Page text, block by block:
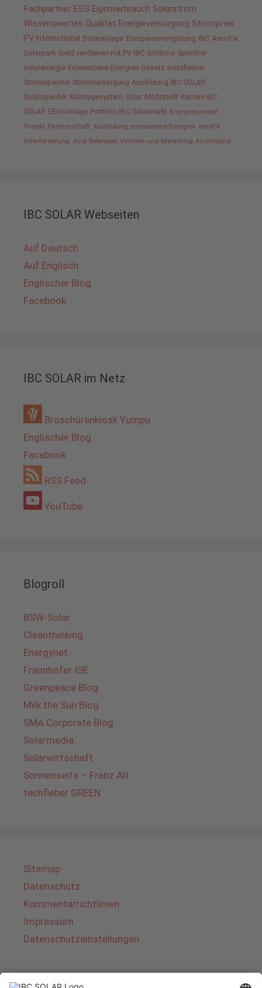
Fachpartner EEG Eigenverbrauch Solarstrom
Wissenswertes Qualität Energieversorgung Strompreis
PV International Solaranlage Einspeisevergütung IBC AeroFix
Solarpark Geld verdienen mit PV IBC SolStore Speicher
solarenergie Erneuerbare Energien Gesetz Installation
Stromspeicher Stromversorgung Ausbildung IBC SOLAR
Solarspeicher Montagesystem Solar Möhrstedt Karriere IBC
SOLAR EEG-Umlage Portfolio IBC Solarmarkt Energiekonzept
Projekt Partnerschaft Ausbildung erneuerbare Energien AeroFix
Solarförderung Jura Solarpark Vertrieb und Marketing Ausbildung
IBC SOLAR Webseiten
Auf Deutsch
Auf Englisch
Englischer Blog
Facebook
IBC SOLAR im Netz
Broschürenkiosk Yumpu
Englischer Blog
Facebook
RSS Feed
YouTube
Blogroll
BSW-Solar
Cleanthinking
Energynet
Fraunhofer ISE
Greenpeace Blog
Milk the Sun Blog
SMA Corporate Blog
Solarmedia
Solarwirtschaft
Sonnenseite – Franz Alt
techfieber GREEN
Sitemap
Datenschutz
Kommentarrichtlinien
Impressum
Datenschutzeinstellungen
Über IBC SOLAR